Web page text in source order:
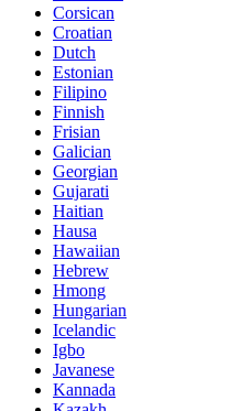
Corsican
Croatian
Dutch
Estonian
Filipino
Finnish
Frisian
Galician
Georgian
Gujarati
Haitian
Hausa
Hawaiian
Hebrew
Hmong
Hungarian
Icelandic
Igbo
Javanese
Kannada